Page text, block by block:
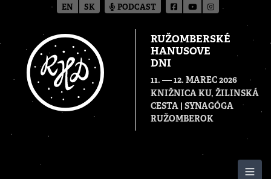
RUŽOMBERSKÉ
HANUSOVE
DNI
11. — 12. MAREC 2026
KNIŽNICA KU, ŽILINSKÁ
CESTA | SYNAGÓGA
RUŽOMBEROK
EN SK PODCAST